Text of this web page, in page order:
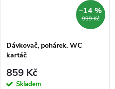
999 Kč
–14 %
Dávkovač, pohárek, WC
kartáč
859 Kč
Skladem